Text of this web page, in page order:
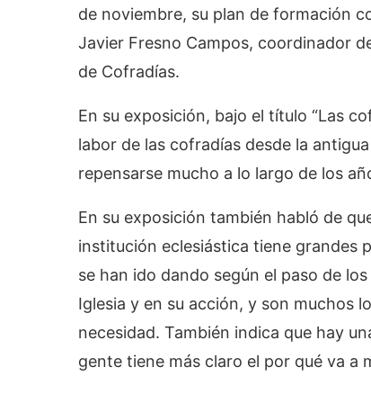
de noviembre, su plan de formación
Javier Fresno Campos, coordinador
de Cofradías.
En su exposición, bajo el título “Las
labor de las cofradías desde la
repensarse mucho a lo largo de los
En su exposición también habló de
institución eclesiástica tiene grandes
se han ido dando según el paso de
Iglesia y en su acción, y son muchos
necesidad. También indica que hay
gente tiene más claro el por qué va a